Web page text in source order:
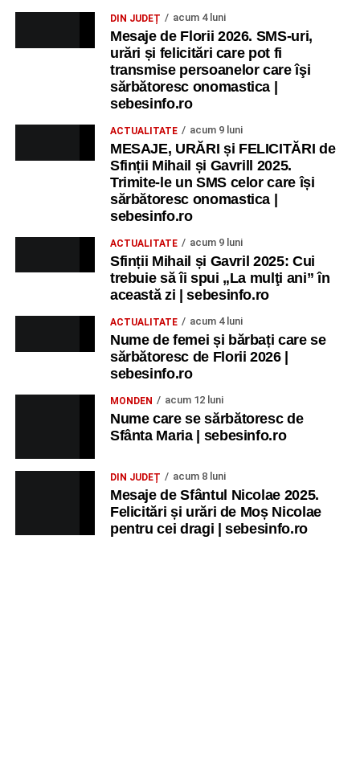
DIN JUDEȚ acum 4 luni
Mesaje de Florii 2026. SMS-uri,
urări și felicitări care pot fi
transmise persoanelor care îşi
sărbătoresc onomastica |
sebesinfo.ro
ACTUALITATE acum 9 luni
MESAJE, URĂRI și FELICITĂRI de
Sfinții Mihail și Gavrill 2025.
Trimite-le un SMS celor care își
sărbătoresc onomastica |
sebesinfo.ro
ACTUALITATE acum 9 luni
Sfinții Mihail și Gavril 2025: Cui
trebuie să îi spui „La mulţi ani” în
această zi | sebesinfo.ro
ACTUALITATE acum 4 luni
Nume de femei și bărbați care se
sărbătoresc de Florii 2026 |
sebesinfo.ro
MONDEN acum 12 luni
Nume care se sărbătoresc de
Sfânta Maria | sebesinfo.ro
DIN JUDEȚ acum 8 luni
Mesaje de Sfântul Nicolae 2025.
Felicitări și urări de Moș Nicolae
pentru cei dragi | sebesinfo.ro